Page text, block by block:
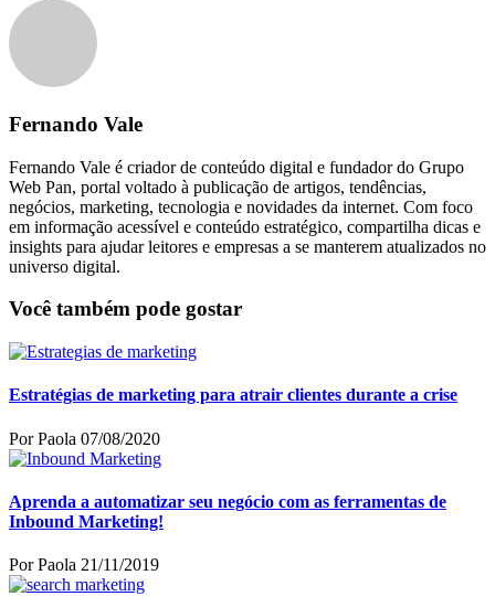
Fernando Vale
Fernando Vale é criador de conteúdo digital e fundador do Grupo
Web Pan, portal voltado à publicação de artigos, tendências,
negócios, marketing, tecnologia e novidades da internet. Com foco
em informação acessível e conteúdo estratégico, compartilha dicas e
insights para ajudar leitores e empresas a se manterem atualizados no
universo digital.
Você também pode gostar
Estratégias de marketing para atrair clientes durante a crise
Por Paola 07/08/2020
Aprenda a automatizar seu negócio com as ferramentas de
Inbound Marketing!
Por Paola 21/11/2019